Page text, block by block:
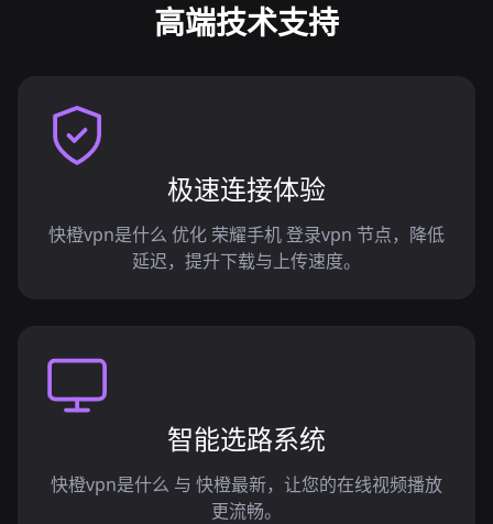
高端技术支持
极速连接体验
快橙vpn是什么 优化 荣耀手机 登录vpn 节点，降低
延迟，提升下载与上传速度。
智能选路系统
快橙vpn是什么 与 快橙最新，让您的在线视频播放
更流畅。